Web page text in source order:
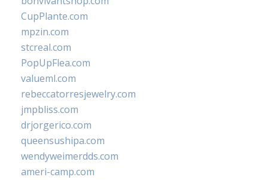
CupPlante.com
mpzin.com
stcreal.com
PopUpFlea.com
valueml.com
rebeccatorresjewelry.com
jmpbliss.com
drjorgerico.com
queensushipa.com
wendyweimerdds.com
ameri-camp.com